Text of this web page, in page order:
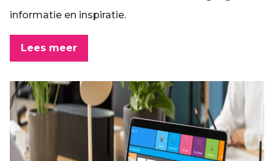
informatie en inspiratie.
Lees meer